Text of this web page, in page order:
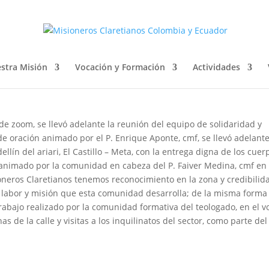
Misión Vocación y Formación Actividades
zoom, se llevó adelante la reunión del equipo de solidaridad y
oración animado por el P. Enrique Aponte, cmf, se llevó
del ariari, El Castillo – Meta, con la entrega digna de los
por la comunidad en cabeza del P. Faiver Medina, cmf en
Claretianos tenemos reconocimiento en la zona y
y misión que esta comunidad desarrolla; de la misma
realizado por la comunidad formativa del teologado, en el
de la calle y visitas a los inquilinatos del sector, como parte del